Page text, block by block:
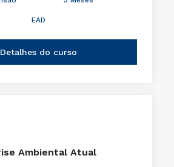
EAD
Detalhes do curso
Ambiental Atual